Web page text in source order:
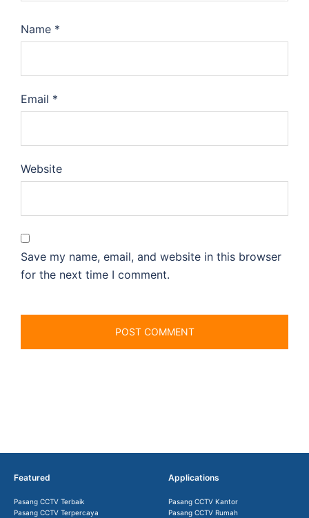
Name *
Email *
Website
Save my name, email, and website in this browser
for the next time I comment.
Featured
Pasang CCTV Terbaik
Pasang CCTV Terpercaya
Applications
Pasang CCTV Kantor
Pasang CCTV Rumah